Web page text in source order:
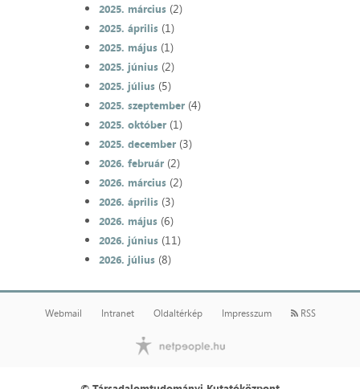
2025. március(2)
2025. április(1)
2025. május(1)
2025. június(2)
2025. július(5)
2025. szeptember(4)
2025. október(1)
2025. december(3)
2026. február(2)
2026. március(2)
2026. április(3)
2026. május(6)
2026. június(11)
2026. július(8)
Webmail Intranet Oldaltérkép Impresszum RSS